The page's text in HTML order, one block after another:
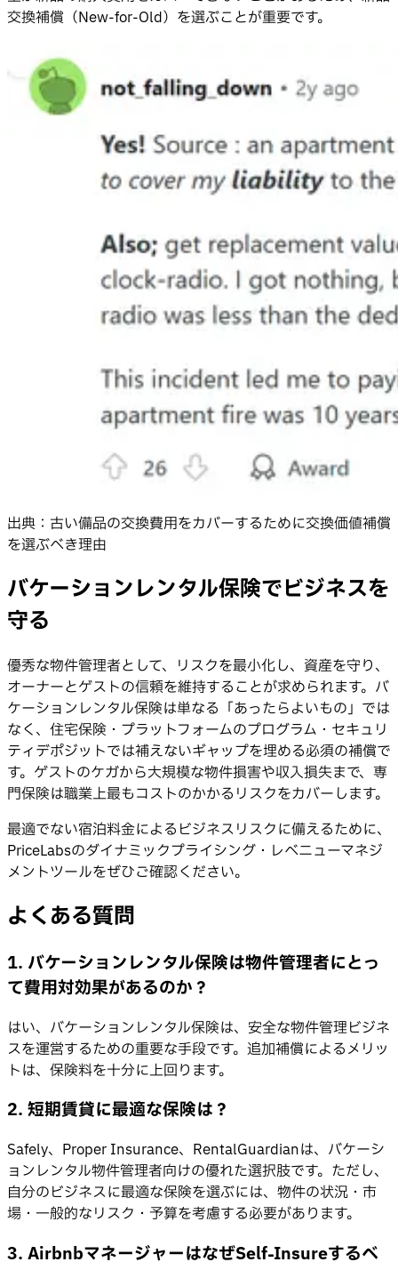
交換補償（New-for-Old）を選ぶことが重要です。
出典：古い備品の交換費用をカバーするために交換価値補償
を選ぶべき理由
バケーションレンタル保険でビジネスを
守る
優秀な物件管理者として、リスクを最小化し、資産を守り、
オーナーとゲストの信頼を維持することが求められます。バ
ケーションレンタル保険は単なる「あったらよいもの」では
なく、住宅保険・プラットフォームのプログラム・セキュリ
ティデポジットでは補えないギャップを埋める必須の補償で
す。ゲストのケガから大規模な物件損害や収入損失まで、専
門保険は職業上最もコストのかかるリスクをカバーします。
最適でない宿泊料金によるビジネスリスクに備えるために、
PriceLabsのダイナミックプライシング・レベニューマネジ
メントツールをぜひご確認ください。
よくある質問
1. バケーションレンタル保険は物件管理者にとっ
て費用対効果があるのか？
はい、バケーションレンタル保険は、安全な物件管理ビジネ
スを運営するための重要な手段です。追加補償によるメリッ
トは、保険料を十分に上回ります。
2. 短期賃貸に最適な保険は？
Safely、Proper Insurance、RentalGuardianは、バケーシ
ョンレンタル物件管理者向けの優れた選択肢です。ただし、
自分のビジネスに最適な保険を選ぶには、物件の状況・市
場・一般的なリスク・予算を考慮する必要があります。
3. AirbnbマネージャーはなぜSelf-Insureするべ